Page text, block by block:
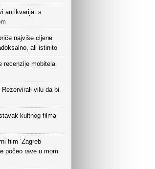
antikvarijat s
najviše cijene
ali istinito
recenzije mobitela
vilu da bi
kultnog filma
film ‘Zagreb
počeo rave u mom